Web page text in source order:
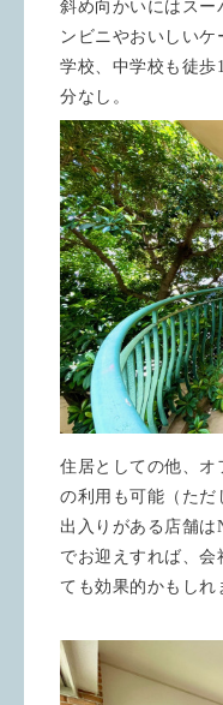
斜め向かいにはスー
ンビニやおいしい
学校、中学校も徒歩
分なし。
住居としての他、オ
の利用も可能（ただ
出入りがある店舗は
でお迎えすれば、会
ても効果的かもしれ